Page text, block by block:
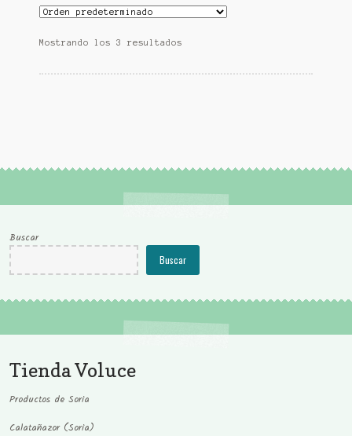
Mostrando los 3 resultados
Buscar
Buscar
Tienda Voluce
Productos de Soria
Calatañazor (Soria)